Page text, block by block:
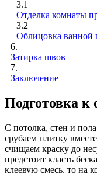
3.1
Отделка комнаты
3.2
Облицовка ванной
6.
Затирка швов
7.
Заключение
Подготовка к
С потолка, стен и
срубаем плитку
счищаем краску до
предстоит класть
клеевую смесь, то на